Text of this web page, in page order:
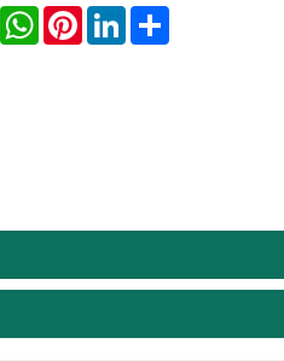
WhatsAppPinterestLinkedInShare